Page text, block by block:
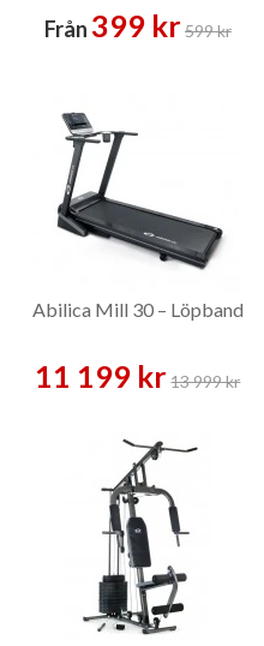
Från 399 kr599 kr
Abilica Mill 30 – Löpband
11 199 kr 13 999 kr